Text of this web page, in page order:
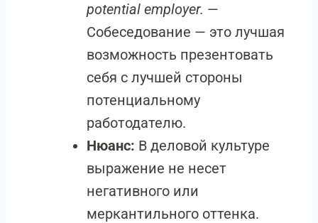
potential employer. —
Собеседование — это лучшая
возможность презентовать
себя с лучшей стороны
потенциальному
работодателю.
Нюанс: В деловой культуре
выражение не несет
негативного или
меркантильного оттенка.